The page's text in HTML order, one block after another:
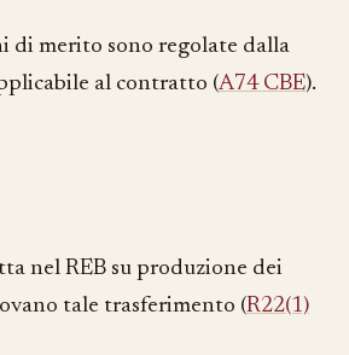
di merito sono regolate dalla
al contratto (A74 CBE).
nel REB su produzione dei
tale trasferimento (R22(1)